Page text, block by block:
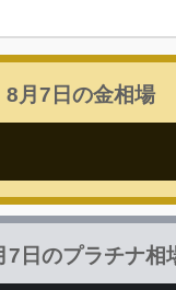
8月7日の金相場
7日のプラチナ相